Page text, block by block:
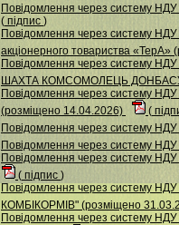
Повідомлення через систему
( підпис )
Повідомлення через систему НДУ
акціонерного товариства
Повідомлення через систему
ШАХТА КОМСОМОЛЕЦЬ ДОНБАСУ"
Повідомлення через систему НДУ
(розміщено 14.04.2026)
(
Повідомлення через систему
Повідомлення через систему
Повідомлення через систему
( підпис )
Повідомлення через систему
КОМБІКОРМІВ" (розміщено
Повідомлення через систему НДУ